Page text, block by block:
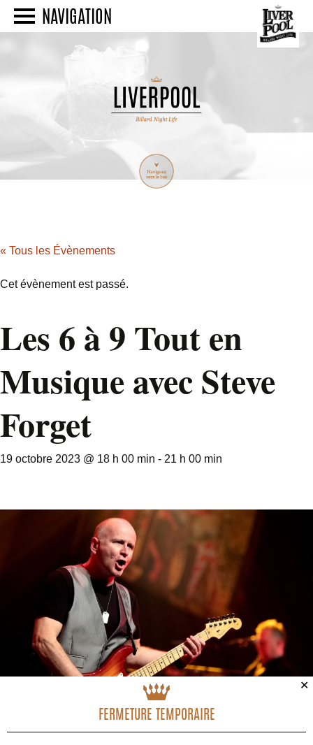
NAVIGATION
« Tous les Évènements
Cet évènement est passé.
Les 6 à 9 Tout en
Musique avec Steve
Forget
19 octobre 2023 @ 18 h 00 min - 21 h 00 min
✕
FERMETURE TEMPORAIRE